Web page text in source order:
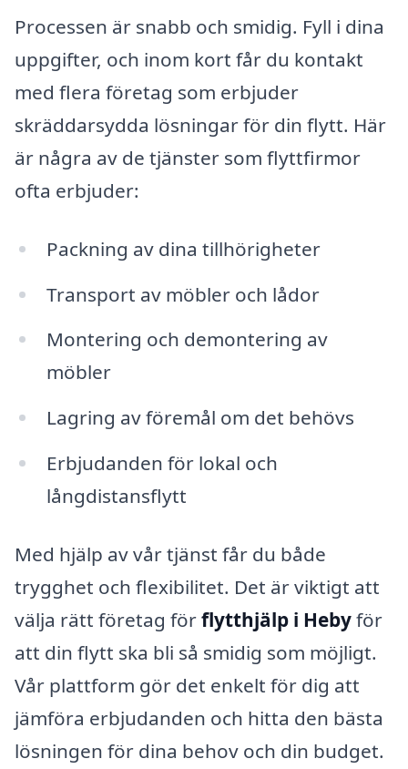
Processen är snabb och smidig. Fyll i dina
uppgifter, och inom kort får du kontakt
med flera företag som erbjuder
skräddarsydda lösningar för din flytt. Här
är några av de tjänster som flyttfirmor
ofta erbjuder:
Packning av dina tillhörigheter
Transport av möbler och lådor
Montering och demontering av
möbler
Lagring av föremål om det behövs
Erbjudanden för lokal och
långdistansflytt
Med hjälp av vår tjänst får du både
trygghet och flexibilitet. Det är viktigt att
välja rätt företag förflytthjälp i Hebyför
att din flytt ska bli så smidig som möjligt.
Vår plattform gör det enkelt för dig att
jämföra erbjudanden och hitta den bästa
lösningen för dina behov och din budget.